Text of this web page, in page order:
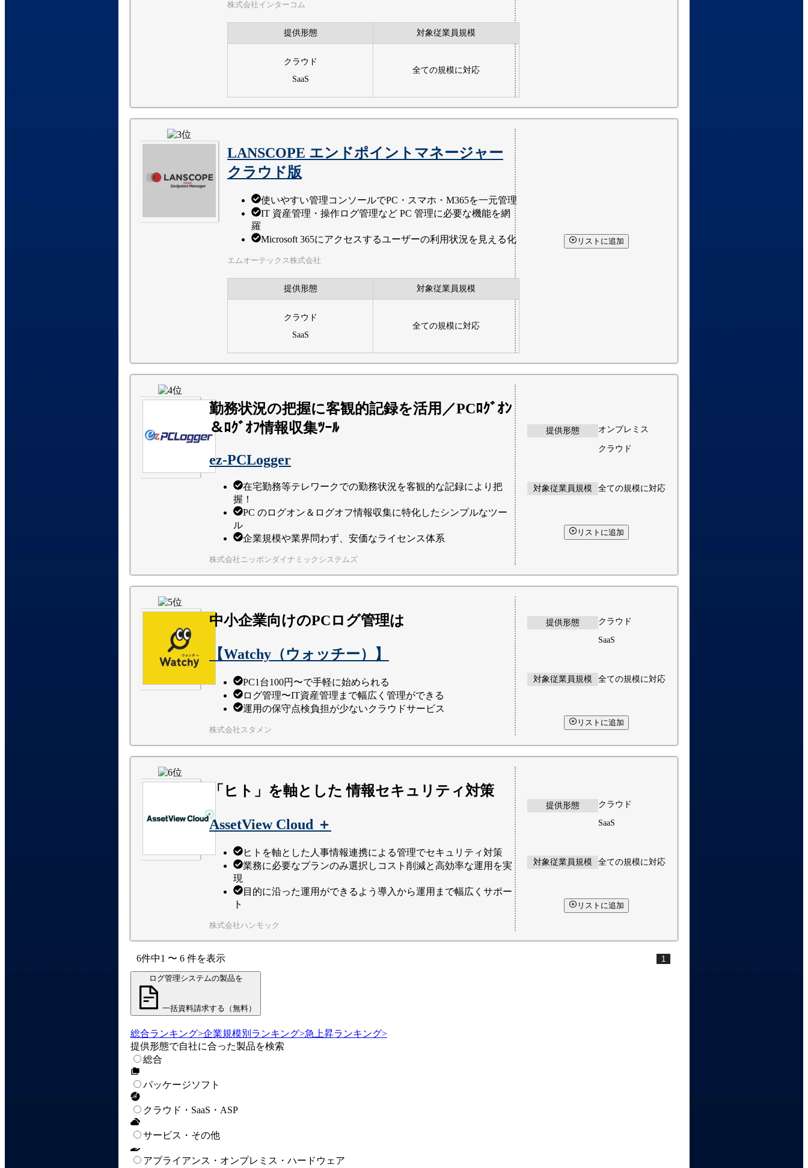
株式会社インターコム
提供形態 対象従業員規模
クラウド
SaaS
全ての規模に対応
LANSCOPE エンドポイントマネージャー
クラウド版
使いやすい管理コンソールでPC・スマホ・M365を一元管理
IT 資産管理・操作ログ管理など PC 管理に必要な機能を網
羅
Microsoft 365にアクセスするユーザーの利用状況を見える化
エムオーテックス株式会社
提供形態 対象従業員規模
クラウド
SaaS
全ての規模に対応
リストに追加
勤務状況の把握に客観的記録を活用／PCﾛｸﾞｵﾝ
＆ﾛｸﾞｵﾌ情報収集ﾂｰﾙ
ez-PCLogger
在宅勤務等テレワークでの勤務状況を客観的な記録により把
握！
PC のログオン＆ログオフ情報収集に特化したシンプルなツー
ル
企業規模や業界問わず、安価なライセンス体系
株式会社ニッポンダイナミックシステムズ
提供形態 オンプレミス
クラウド
対象従業員規模 全ての規模に対応
リストに追加
中小企業向けのPCログ管理は
【Watchy（ウォッチー）】
PC1台100円〜で手軽に始められる
ログ管理〜IT資産管理まで幅広く管理ができる
運用の保守点検負担が少ないクラウドサービス
株式会社スタメン
提供形態 クラウド
SaaS
対象従業員規模 全ての規模に対応
リストに追加
「ヒト」を軸とした 情報セキュリティ対策
AssetView Cloud ＋
ヒトを軸とした人事情報連携による管理でセキュリティ対策
業務に必要なプランのみ選択しコスト削減と高効率な運用を実
現
目的に沿った運用ができるよう導入から運用まで幅広くサポー
ト
株式会社ハンモック
提供形態 クラウド
SaaS
対象従業員規模 全ての規模に対応
リストに追加
6件中1 〜 6 件を表示 1
ログ管理システムの製品を
一括資料請求する（無料）
総合ランキング>企業規模別ランキング>急上昇ランキング>
提供形態で自社に合った製品を検索
総合
パッケージソフト
クラウド・SaaS・ASP
サービス・その他
アプライアンス・オンプレミス・ハードウェア